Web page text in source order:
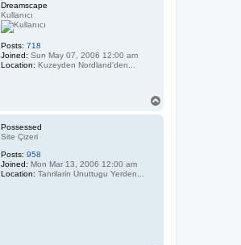
Dreamscape
Kullanıcı
Posts: 718
Joined: Sun May 07, 2006 12:00 am
Location: Kuzeyden Nordland'den...
Possessed
Site Çizeri
Posts: 958
Joined: Mon Mar 13, 2006 12:00 am
Location: Tanrilarin Unuttugu Yerden...